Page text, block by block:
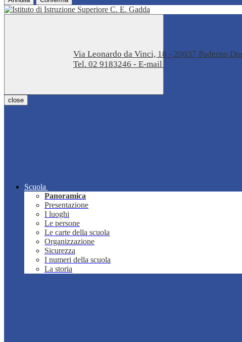
Via Leonardo da Vinci, 18 - 20037 Paderno
Tel. 02 9183246 - E-mail
close
Scuola
Panoramica
Presentazione
I luoghi
Le persone
Le carte della scuola
Organizzazione
Sicurezza
I numeri della scuola
La storia